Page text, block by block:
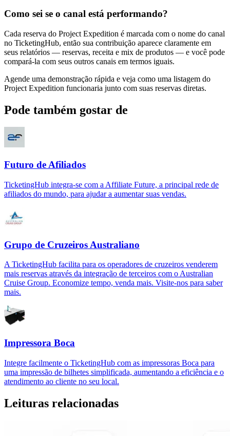
Como sei se o canal está performando?
Cada reserva do Project Expedition é marcada com o nome do canal
no TicketingHub, então sua contribuição aparece claramente em
seus relatórios — reservas, receita e mix de produtos — e você pode
compará-la com seus outros canais em termos iguais.
Agende uma demonstração rápida e veja como uma listagem do
Project Expedition funcionaria junto com suas reservas diretas.
Pode também gostar de
Futuro de Afiliados
TicketingHub integra-se com a Affiliate Future, a principal rede de
afiliados do mundo, para ajudar a aumentar suas vendas.
Grupo de Cruzeiros Australiano
A TicketingHub facilita para os operadores de cruzeiros venderem
mais reservas através da integração de terceiros com o Australian
Cruise Group. Economize tempo, venda mais. Visite-nos para saber
mais.
Impressora Boca
Integre facilmente o TicketingHub com as impressoras Boca para
uma impressão de bilhetes simplificada, aumentando a eficiência e o
atendimento ao cliente no seu local.
Leituras relacionadas